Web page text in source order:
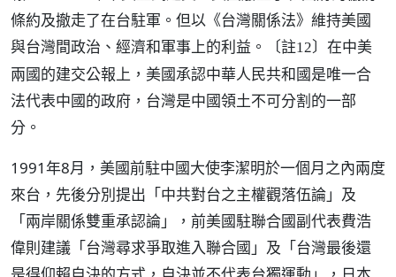
條約及撤走了在台駐軍。但以《台灣關係法》維持美國
與台灣間政治、經濟和軍事上的利益。
〔註12〕 在中美
兩國的建交公報上，美國承認中華人民共和國是唯一合
法代表中國的政府，台灣是中國領土不可分割的一部
分。
1991年8月，美國前駐中國大使李潔明於一個月之內兩度
來台，先後分別提出「中共對台之主權觀落伍論」及
「兩岸關係雙重承認論」，前美國駐聯合國副代表費浩
偉則建議「台灣尋求爭取進入聯合國」及「台灣最後還